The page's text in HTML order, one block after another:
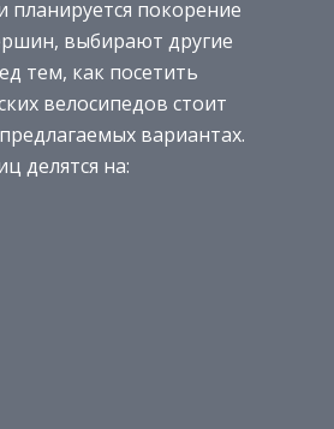
планируется покорение
выбирают другие
тем, как посетить
велосипедов стоит
вариантах.
делятся на: